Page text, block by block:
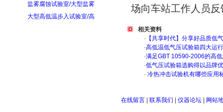
盐雾腐蚀试验室/大型盐雾
大型高低温步入试验室/高
场向车站工作人员
相关资料
· 【共享时代】分享好品质低
·高低温低气压试验箱四大运
·满足GBT 10590-2006的高
·低气压试验箱选购得以品牌
· 冷热冲击试验机有哪些应用
在线留言| 联系我们 仪器论坛| 网站